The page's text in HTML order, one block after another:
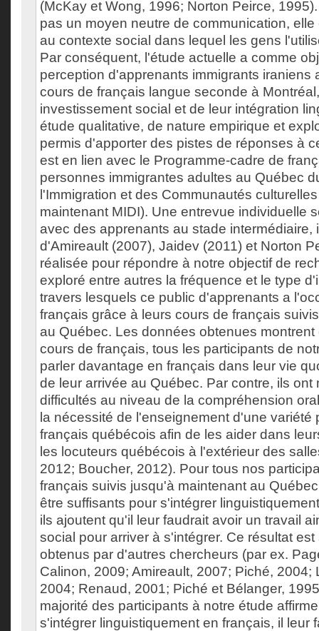
(McKay et Wong, 1996; Norton Peirce,
pas un moyen neutre de communication,
au contexte social dans lequel les gens
Par conséquent, l'étude actuelle a comme
perception d'apprenants immigrants iraniens
cours de français langue seconde à
investissement social et de leur intégration
étude qualitative, de nature empirique et
permis d'apporter des pistes de réponses à
est en lien avec le Programme-cadre de
personnes immigrantes adultes au Québec
l'Immigration et des Communautés
maintenant MIDI). Une entrevue individuelle
avec des apprenants au stade intermédiaire,
d'Amireault (2007), Jaidev (2011) et Norton
réalisée pour répondre à notre objectif de
exploré entre autres la fréquence et le type
travers lesquels ce public d'apprenants a
français grâce à leurs cours de français
au Québec. Les données obtenues
cours de français, tous les participants de
parler davantage en français dans leur vie
de leur arrivée au Québec. Par contre, ils ont
difficultés au niveau de la compréhension
la nécessité de l'enseignement d'une variété
français québécois afin de les aider dans
les locuteurs québécois à l'extérieur des
2012; Boucher, 2012). Pour tous nos
français suivis jusqu'à maintenant au
être suffisants pour s'intégrer
ils ajoutent qu'il leur faudrait avoir un travail
social pour arriver à s'intégrer. Ce résultat
obtenus par d'autres chercheurs (par ex.
Calinon, 2009; Amireault, 2007; Piché, 2004;
2004; Renaud, 2001; Piché et Bélanger,
majorité des participants à notre étude
s'intégrer linguistiquement en français, il leur